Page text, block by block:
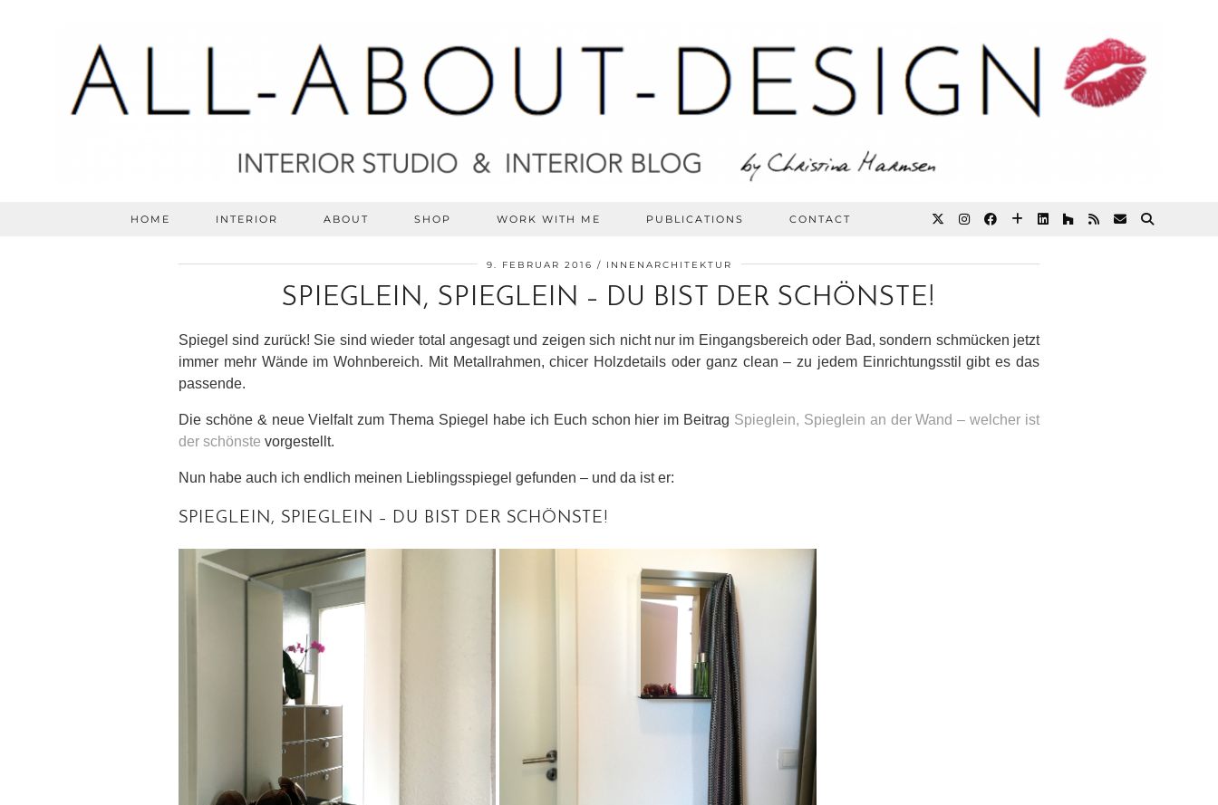
HOME INTERIOR ABOUT SHOP WORK WITH ME PUBLICATIONS CONTACT
9. FEBRUAR 2016 INNENARCHITEKTUR
SPIEGLEIN, SPIEGLEIN – DU BIST DER SCHÖNSTE!
Spiegel sind zurück! Sie sind wieder total angesagt und zeigen sich nicht nur im Eingangsbereich oder Bad, sondern schmücken jetzt
immer mehr Wände im Wohnbereich. Mit Metallrahmen, chicer Holzdetails oder ganz clean – zu jedem Einrichtungsstil gibt es das
passende.
Die schöne & neue Vielfalt zum Thema Spiegel habe ich Euch schon hier im Beitrag Spieglein, Spieglein an der Wand – welcher ist
der schönste vorgestellt.
Nun habe auch ich endlich meinen Lieblingsspiegel gefunden – und da ist er:
SPIEGLEIN, SPIEGLEIN – DU BIST DER SCHÖNSTE!